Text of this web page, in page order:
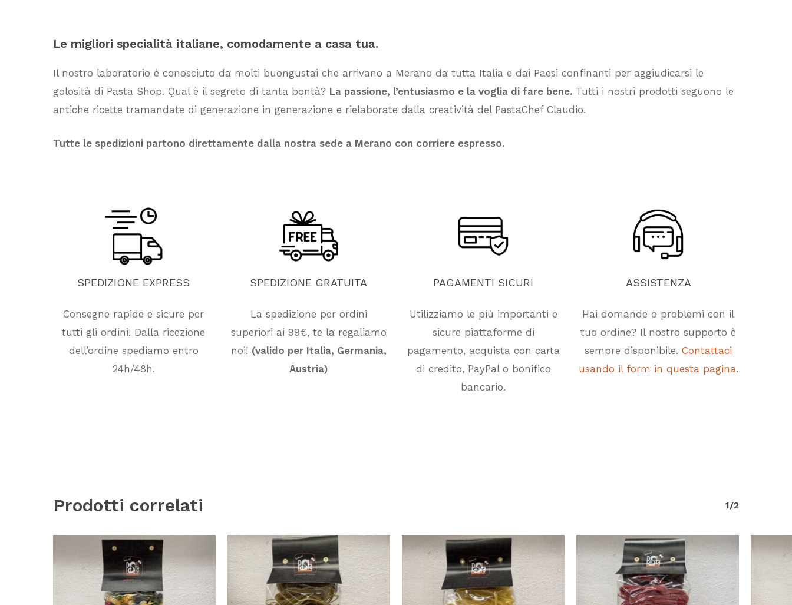
Le migliori specialità italiane, comodamente a casa tua.
Il nostro laboratorio è conosciuto da molti buongustai che arrivano a Merano da tutta Italia e dai Paesi confinanti per aggiudicarsi le
golosità di Pasta Shop. Qual è il segreto di tanta bontà? La passione, l’entusiasmo e la voglia di fare bene. Tutti i nostri prodotti seguono le
antiche ricette tramandate di generazione in generazione e rielaborate dalla creatività del PastaChef Claudio.
Tutte le spedizioni partono direttamente dalla nostra sede a Merano con corriere espresso.
SPEDIZIONE EXPRESS
Consegne rapide e sicure per
tutti gli ordini! Dalla ricezione
dell’ordine spediamo entro
24h/48h.
SPEDIZIONE GRATUITA
La spedizione per ordini
superiori ai 99€, te la regaliamo
noi! (valido per Italia, Germania,
Austria)
PAGAMENTI SICURI
Utilizziamo le più importanti e
sicure piattaforme di
pagamento, acquista con carta
di credito, PayPal o bonifico
bancario.
ASSISTENZA
Hai domande o problemi con il
tuo ordine? Il nostro supporto è
sempre disponibile.Contattaci
usando il form in questa pagina.
Prodotti correlati 1/2